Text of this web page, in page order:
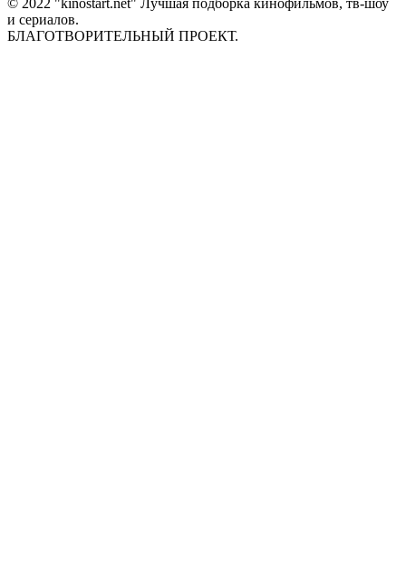
© 2022 "kinostart.net" Лучшая подборка кинофильмов, тв-шоу
и сериалов.
БЛАГОТВОРИТЕЛЬНЫЙ ПРОЕКТ.